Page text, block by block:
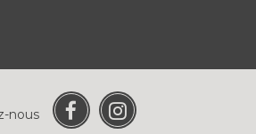
nous